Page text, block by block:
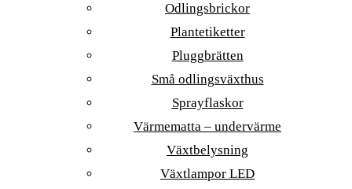
Odlingsbrickor
Plantetiketter
Pluggbrätten
Små odlingsväxthus
Sprayflaskor
Värmematta – undervärme
Växtbelysning
Växtlampor LED